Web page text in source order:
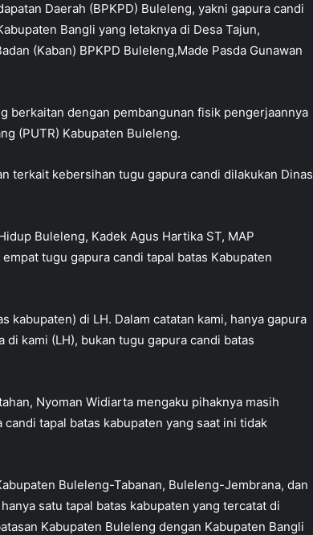
Daerah (BPKPD) Buleleng, yakni gapura candi
Bangli yang letaknya di Desa Tajun,
(Kaban) BPKPD Buleleng,Made Pasda Gunawan
berkaitan dengan pembangunan fisik pengerjaannya
(PUTR) Kabupaten Buleleng.
terkait kebersihan tugu gapura candi dilakukan Dinas
Buleleng, Kadek Agus Hartika ST, MAP
tugu gapura candi tapal batas Kabupaten
kabupaten) di LH. Dalam catatan kami, hanya gapura
kami (LH), bukan tugu gapura candi batas
Nyoman Widiarta mengaku pihaknya masih
tapal batas kabupaten yang saat ini tidak
Buleleng-Tabanan, Buleleng-Jembrana, dan
satu tapal batas kabupaten yang tercatat di
Kabupaten Buleleng dengan Kabupaten Bangli